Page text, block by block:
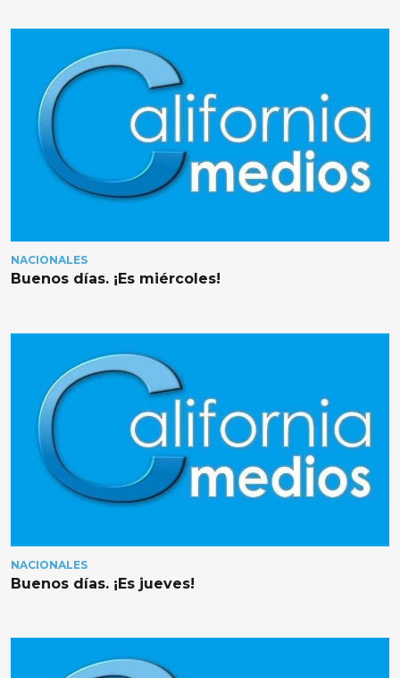
NACIONALES
Buenos días. ¡Es miércoles!
NACIONALES
Buenos días. ¡Es jueves!